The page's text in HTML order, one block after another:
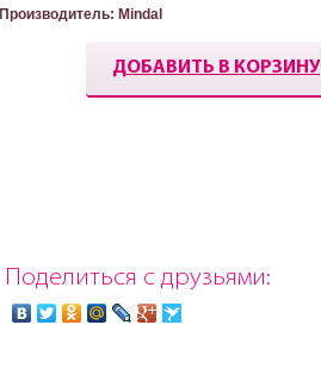
Производитель: Mindal
ДОБАВИТЬ В КОРЗИНУ
Поделиться с друзьями: